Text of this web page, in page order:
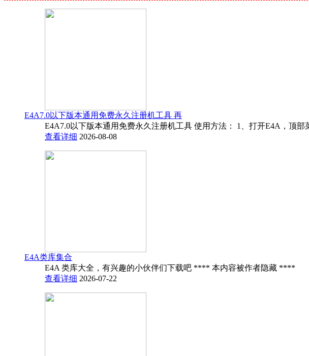
E4A7.0以下版本通用免费永久注册机工具 再
E4A7.0以下版本通用免费永久注册机工具 使用方法： 1、打开E4A，顶部
查看详细 2026-08-08
E4A类库集合
E4A 类库大全，有兴趣的小伙伴们下载吧 **** 本内容被作者隐藏 ****
查看详细 2026-07-22